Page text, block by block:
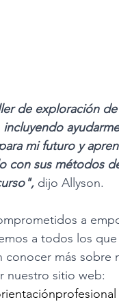
de exploración
mi futuro y
con sus métodos
dijo Allyson.
a
a todos los
conocer más
nuestro sitio web: